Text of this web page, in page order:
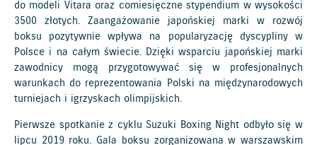
do modeli Vitara oraz comiesięczne stypendium w wysokości
3500 złotych. Zaangażowanie japońskiej marki w rozwój
boksu pozytywnie wpływa na popularyzację dyscypliny w
Polsce i na całym świecie. Dzięki wsparciu japońskiej marki
zawodnicy mogą przygotowywać się w profesjonalnych
warunkach do reprezentowania Polski na międzynarodowych
turniejach i igrzyskach olimpijskich.
Pierwsze spotkanie z cyklu Suzuki Boxing Night odbyło się w
lipcu 2019 roku. Gala boksu zorganizowana w warszawskim